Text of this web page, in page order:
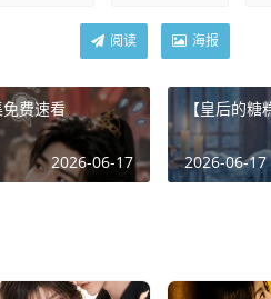
阅读 海报
费速看
2026-06-17
【皇后的糖
2026-06-17